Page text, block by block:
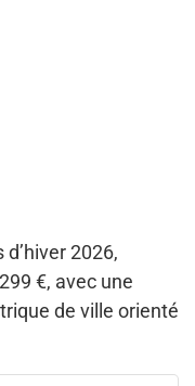
2026,
€, avec une
de ville orienté